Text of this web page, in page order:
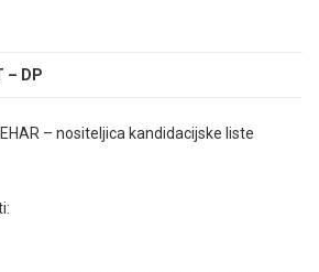
– DP
– nositeljica kandidacijske liste